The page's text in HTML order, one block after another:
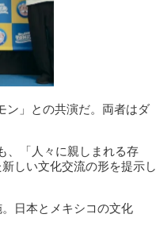
ン」との共演だ。両者はダ
、「人々に親しまれる存
しい文化交流の形を提示し
日本とメキシコの文化